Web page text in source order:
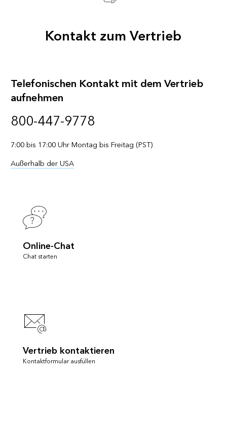
Kontakt zum Vertrieb
Telefonischen Kontakt mit dem Vertrieb
aufnehmen
800-447-9778
7:00 bis 17:00 Uhr Montag bis Freitag (PST)
Außerhalb der USA
Online-Chat
Chat starten
Vertrieb kontaktieren
Kontaktformular ausfüllen